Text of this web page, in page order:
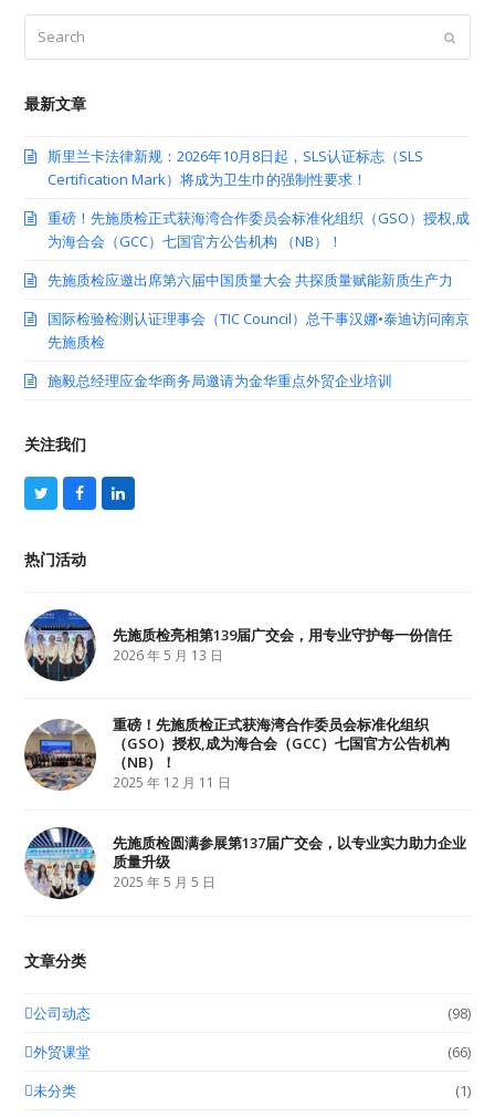
最新文章
斯里兰卡法律新规：2026年10月8日起，SLS认证标志（SLS
Certification Mark）将成为卫生巾的强制性要求！
重磅！先施质检正式获海湾合作委员会标准化组织（GSO）授权,成
为海合会（GCC）七国官方公告机构 （NB）！
先施质检应邀出席第六届中国质量大会 共探质量赋能新质生产力
国际检验检测认证理事会（TIC Council）总干事汉娜•泰迪访问南京
先施质检
施毅总经理应金华商务局邀请为金华重点外贸企业培训
关注我们
T
w
t
t
F
a
b
L
i
热门活动
先施质检亮相第139届广交会，用专业守护每一份信任
2026 年 5 月 13 日
重磅！先施质检正式获海湾合作委员会标准化组织
（GSO）授权,成为海合会（GCC）七国官方公告机构
（NB）！
2025 年 12 月 11 日
先施质检圆满参展第137届广交会，以专业实力助力企业
质量升级
2025 年 5 月 5 日
文章分类
公司动态
(98)
外贸课堂
(66)
未分类
(1)